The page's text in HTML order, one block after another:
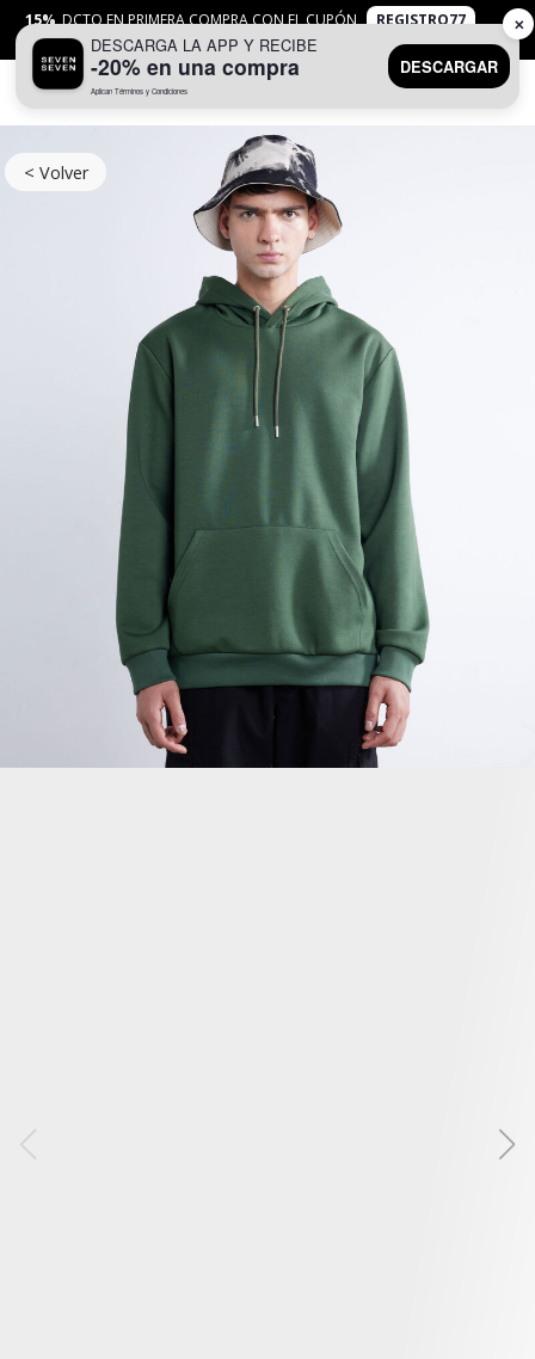
15% DCTO EN PRIMERA COMPRA CON EL CUPÓN
REGISTRO77
APLICANTYC
< Volver
DESCARGA LA APP Y RECIBE
-20% en una compra
Aplican Términos y Condiciones
DESCARGAR
✕